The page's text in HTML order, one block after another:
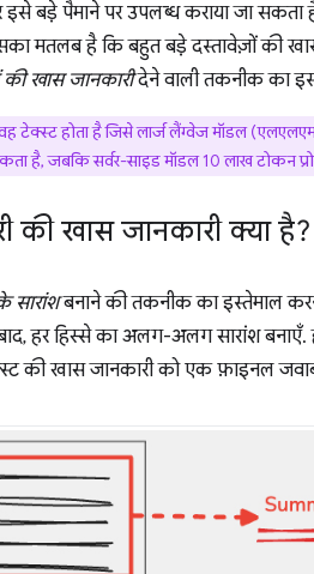
बड़े पैमाने पर उपलब्ध कराया जा सकता
मतलब है कि बहुत बड़े दस्तावेज़ों की
की खास जानकारीदेने वाली तकनीक का
टेक्स्ट होता है जिसे लार्ज लैंग्वेज मॉडल
है, जबकि सर्वर-साइड मॉडल 10 लाख टोकन
की खास जानकारी क्या है?
सारांशबनाने की तकनीक का इस्तेमाल
हर हिस्से का अलग-अलग सारांश
की खास जानकारी को एक फ़ाइनल